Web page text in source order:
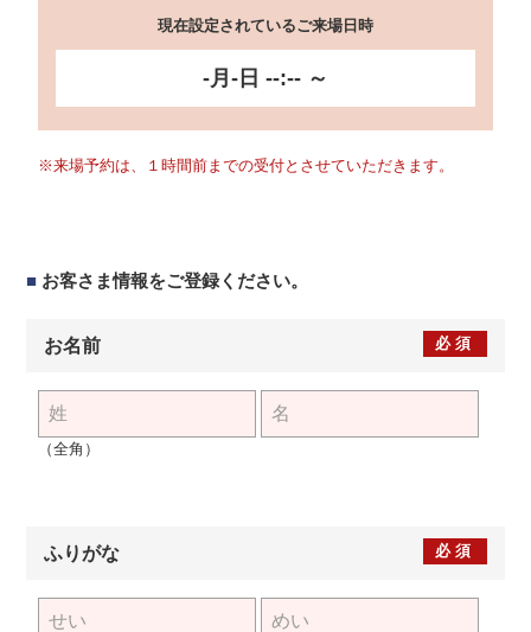
現在設定されているご来場日時
-月-日 --:-- ～
※来場予約は、１時間前までの受付とさせていただきます。
■ お客さま情報をご登録ください。
必須
お名前
（全角）
必須
ふりがな